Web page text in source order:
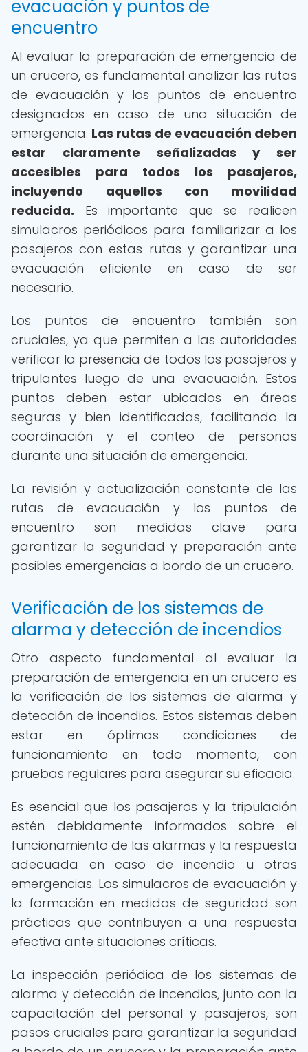
evacuación y puntos de
encuentro
Al evaluar la preparación de emergencia de
un crucero, es fundamental analizar las rutas
de evacuación y los puntos de encuentro
designados en caso de una situación de
emergencia. Las rutas de evacuación deben
estar claramente señalizadas y ser
accesibles para todos los pasajeros,
incluyendo aquellos con movilidad
reducida. Es importante que se realicen
simulacros periódicos para familiarizar a los
pasajeros con estas rutas y garantizar una
evacuación eficiente en caso de ser
necesario.
Los puntos de encuentro también son
cruciales, ya que permiten a las autoridades
verificar la presencia de todos los pasajeros y
tripulantes luego de una evacuación. Estos
puntos deben estar ubicados en áreas
seguras y bien identificadas, facilitando la
coordinación y el conteo de personas
durante una situación de emergencia.
La revisión y actualización constante de las
rutas de evacuación y los puntos de
encuentro son medidas clave para
garantizar la seguridad y preparación ante
posibles emergencias a bordo de un crucero.
Verificación de los sistemas de
alarma y detección de incendios
Otro aspecto fundamental al evaluar la
preparación de emergencia en un crucero es
la verificación de los sistemas de alarma y
detección de incendios. Estos sistemas deben
estar en óptimas condiciones de
funcionamiento en todo momento, con
pruebas regulares para asegurar su eficacia.
Es esencial que los pasajeros y la tripulación
estén debidamente informados sobre el
funcionamiento de las alarmas y la respuesta
adecuada en caso de incendio u otras
emergencias. Los simulacros de evacuación y
la formación en medidas de seguridad son
prácticas que contribuyen a una respuesta
efectiva ante situaciones críticas.
La inspección periódica de los sistemas de
alarma y detección de incendios, junto con la
capacitación del personal y pasajeros, son
pasos cruciales para garantizar la seguridad